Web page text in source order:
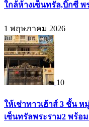
ใกล้ห้างเซ็นทรัล,บิ๊กซี พร
1 พฤษภาคม 2026
10
ให้เช่าทาวเฮ้าส์ 3 ชั้น
เซ็นทรัลพระราม2 พร้อม